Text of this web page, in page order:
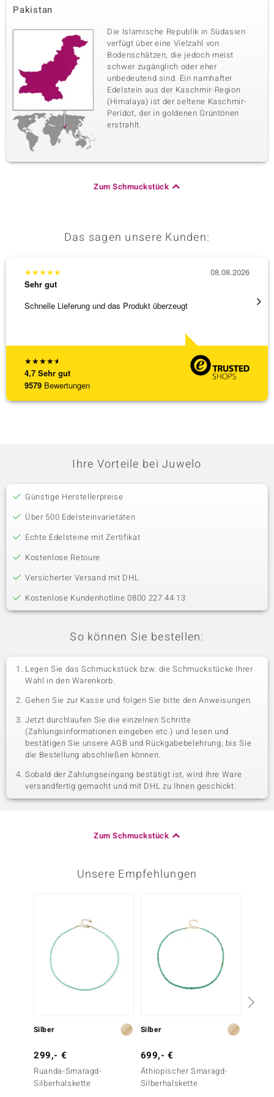
Pakistan
Die Islamische Republik in Südasien
verfügt über eine Vielzahl von
Bodenschätzen, die jedoch meist
schwer zugänglich oder eher
unbedeutend sind. Ein namhafter
Edelstein aus der Kaschmir-Region
(Himalaya) ist der seltene Kaschmir-
Peridot, der in goldenen Grüntönen
erstrahlt.
Zum Schmuckstück
Das sagen unsere Kunden:
★★★★★
4,7 Sehr gut
9579 Bewertungen
★★★★★
Sehr gut
Schnelle Lieferung und das Produkt überzeugt
08.08.2026
Ihre Vorteile bei Juwelo
Günstige Herstellerpreise
Über 500 Edelsteinvarietäten
Echte Edelsteine mit Zertifikat
Kostenlose Retoure
Versicherter Versand mit DHL
Kostenlose Kundenhotline 0800 227 44 13
So können Sie bestellen:
Legen Sie das Schmuckstück bzw. die Schmuckstücke Ihrer
Wahl in den Warenkorb.
Gehen Sie zur Kasse und folgen Sie bitte den Anweisungen.
Jetzt durchlaufen Sie die einzelnen Schritte
(Zahlungsinformationen eingeben etc.) und lesen und
bestätigen Sie unsere AGB und Rückgabebelehrung, bis Sie
die Bestellung abschließen können.
Sobald der Zahlungseingang bestätigt ist, wird Ihre Ware
versandfertig gemacht und mit DHL zu Ihnen geschickt.
Zum Schmuckstück
Unsere Empfehlungen
Silber
299,- €
Ruanda-Smaragd-
Silberhalskette
Silber
699,- €
Äthiopischer Smaragd-
Silberhalskette